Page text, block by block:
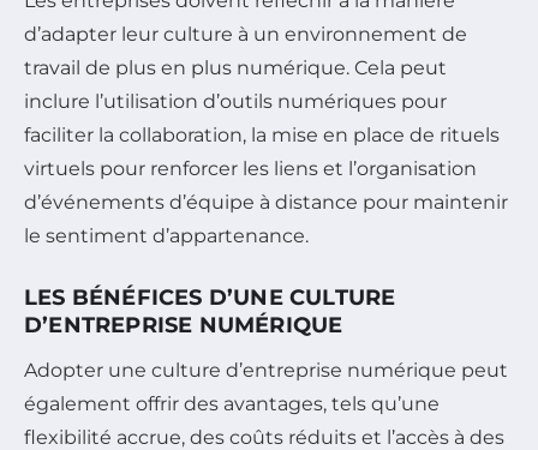
d’adapter leur culture à un environnement de
travail de plus en plus numérique. Cela peut
inclure l’utilisation d’outils numériques pour
faciliter la collaboration, la mise en place de rituels
virtuels pour renforcer les liens et l’organisation
d’événements d’équipe à distance pour maintenir
le sentiment d’appartenance.
LES BÉNÉFICES D’UNE CULTURE
D’ENTREPRISE NUMÉRIQUE
Adopter une culture d’entreprise numérique peut
également offrir des avantages, tels qu’une
flexibilité accrue, des coûts réduits et l’accès à des